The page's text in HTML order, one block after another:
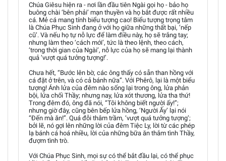
Chúa Giêsu hiện ra - nơi lần đầu tiên Ngài gọi họ - bảo họ
buông chài ‘bên phải’ mạn thuyền và họ bắt được rất nhiều
cá. Mẻ cá mang tính biểu tượng cao! Biểu tượng trọng tâm
là Chúa Phục Sinh đang ở với họ giữa những thất bại, ‘nếp
cũ’. Và nếu họ tự nỗ lực để làm điều này, họ sẽ trắng tay;
nhưng làm theo ‘cách mới’, tức là theo lệnh, theo cách,
‘trong thời gian của Ngài’, nỗ lực của họ sẽ mang lại thành
quả ‘vượt quá tưởng tượng!’.
Chưa hết, “Bước lên bờ, các ông thấy có sẵn than hồng với
cá đặt ở trên, và có cả bánh nữa”. Với Phêrô, lại là một biểu
tượng! Ánh lửa của đêm nào sống lại trong ông, lửa phản
bội, lửa chối Thầy; nhưng nay, lửa xót thương, lửa tha thứ!
Trong đêm đó, ông đã nói, “Tôi không biết người ấy!”;
nhưng giờ đây, cũng bên bếp lửa hồng, ‘Người Ấy’ lại nói
“Đến mà ăn!”. Quá đỗi thâm trầm, ‘vượt quá tưởng tượng’;
bởi lẽ, nó gợi lên những lời của đêm Tiệc Ly, lời từ các phép
lạ bánh cá hoá nhiều, lời của những bữa ăn thắm tình Thầy,
đượm tình trò.
Với Chúa Phục Sinh, mọi sự có thể bắt đầu lại, có thể phục